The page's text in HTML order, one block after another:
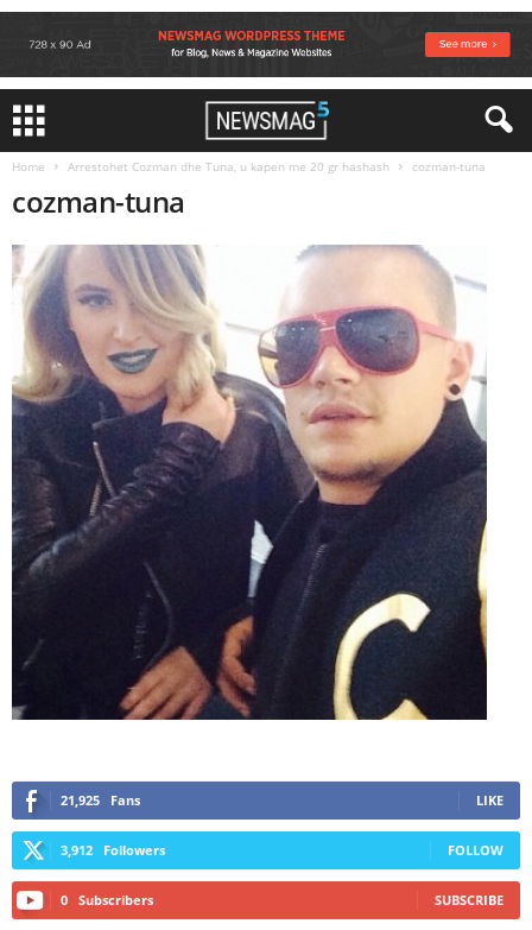
Home Arrestohet Cozman dhe Tuna, u kapen me 20 gr hashash cozman-tuna
cozman-tuna
21,925 Fans LIKE
3,912 Followers FOLLOW
0 Subscribers SUBSCRIBE